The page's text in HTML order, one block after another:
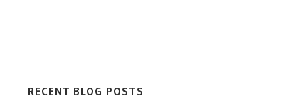
RECENT BLOG POSTS